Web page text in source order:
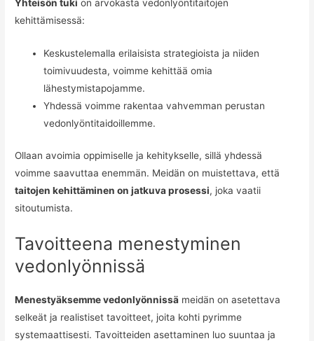
Yhteisön tuki on arvokasta vedonlyöntitaitojen
kehittämisessä:
Keskustelemalla erilaisista strategioista ja niiden
toimivuudesta, voimme kehittää omia
lähestymistapojamme.
Yhdessä voimme rakentaa vahvemman perustan
vedonlyöntitaidoillemme.
Ollaan avoimia oppimiselle ja kehitykselle, sillä yhdessä
voimme saavuttaa enemmän. Meidän on muistettava, että
taitojen kehittäminen on jatkuva prosessi, joka vaatii
sitoutumista.
Tavoitteena menestyminen
vedonlyönnissä
Menestyäksemme vedonlyönnissä meidän on asetettava
selkeät ja realistiset tavoitteet, joita kohti pyrimme
systemaattisesti. Tavoitteiden asettaminen luo suuntaa ja